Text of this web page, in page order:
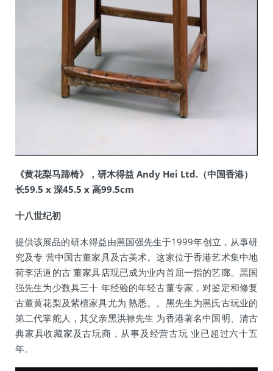
《黄花梨马蹄椅》，研木得益 Andy Hei Ltd.（中国香港）
长59.5 x 深45.5 x 高99.5cm
十八世纪初
提供该展品的研木得益由黑国强先生于1999年创立，从事研
究及专 营中国古董家具及古美术。这家位于香港艺术集中地
荷李活道的古 董家具店现已成为业内首屈一指的艺廊。黑国
强先生为少数具三十 年经验的年轻古董专家，对鉴定和修复
古董黄花梨及紫檀家具尤为 熟悉。。黑先生为黑氏古玩业的
第二代掌舵人，其父亲黑洪禄先生 为香港著名中国明、清古
典家具收藏家及古玩商，从事及经营古玩 业已超过六十五
年。